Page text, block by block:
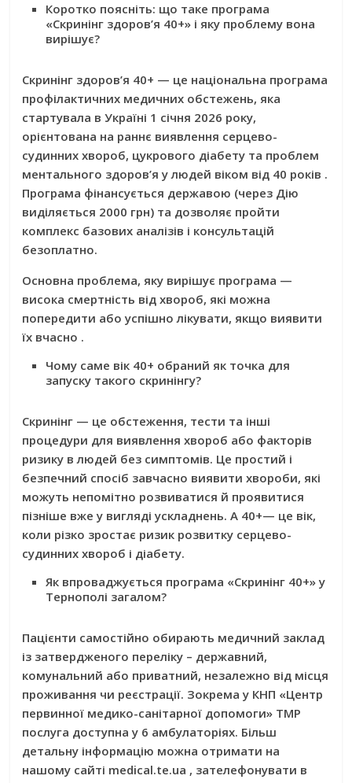
Коротко поясніть: що таке програма
«Скринінг здоров’я 40+» і яку проблему вона
вирішує?
Скринінг здоров’я 40+ — це національна програма
профілактичних медичних обстежень, яка
стартувала в Україні 1 січня 2026 року,
орієнтована на раннє виявлення серцево-
судинних хвороб, цукрового діабету та проблем
ментального здоров’я у людей віком від 40 років .
Програма фінансується державою (через Дію
виділяється 2000 грн) та дозволяє пройти
комплекс базових аналізів і консультацій
безоплатно.
Основна проблема, яку вирішує програма —
висока смертність від хвороб, які можна
попередити або успішно лікувати, якщо виявити
їх вчасно .
Чому саме вік 40+ обраний як точка для
запуску такого скринінгу?
Скринінг — це обстеження, тести та інші
процедури для виявлення хвороб або факторів
ризику в людей без симптомів. Це простий і
безпечний спосіб завчасно виявити хвороби, які
можуть непомітно розвиватися й проявитися
пізніше вже у вигляді ускладнень. А 40+— це вік,
коли різко зростає ризик розвитку серцево-
судинних хвороб і діабету.
Як впроваджується програма «Скринінг 40+» у
Тернополі загалом?
Пацієнти самостійно обирають медичний заклад
із затвердженого переліку – державний,
комунальний або приватний, незалежно від місця
проживання чи реєстрації. Зокрема у КНП «Центр
первинної медико-санітарної допомоги» ТМР
послуга доступна у 6 амбулаторіях. Більш
детальну інформацію можна отримати на
нашому сайті medical.te.ua , зателефонувати в